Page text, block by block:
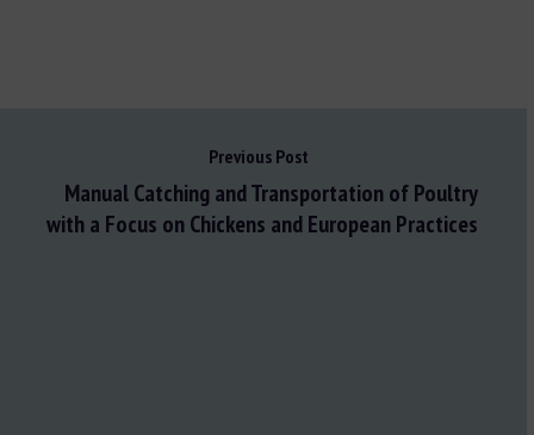
Previous Post
Manual Catching and Transportation of Poultry
with a Focus on Chickens and European Practices